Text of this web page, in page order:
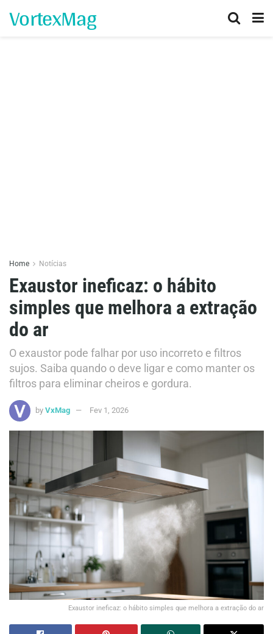
VortexMag
Home Notícias
Exaustor ineficaz: o hábito
simples que melhora a extração
do ar
O exaustor pode falhar por uso incorreto e filtros
sujos. Saiba quando o deve ligar e como manter os
filtros para eliminar cheiros e gordura.
by VxMag Fev 1, 2026
Exaustor ineficaz: o hábito simples que melhora a extração do ar